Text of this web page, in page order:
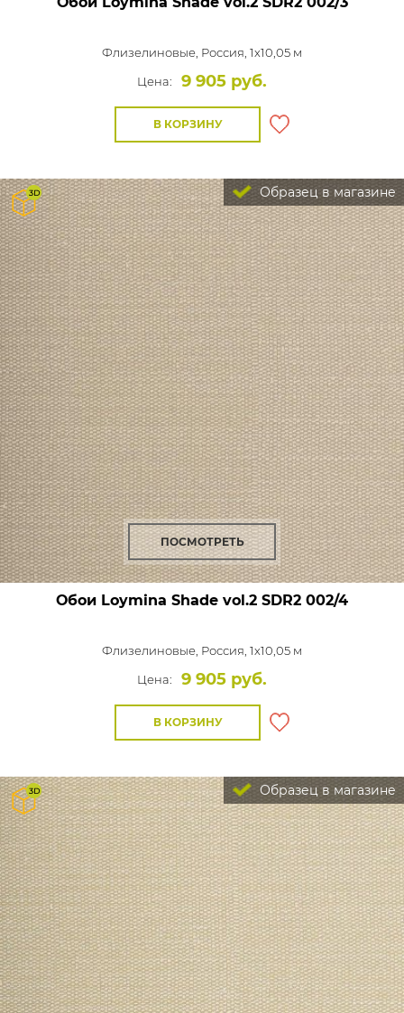
Флизелиновые, Россия, 1x10,05 м
Цена:
9 905 руб.
В КОРЗИНУ
Образец в магазине
ПОСМОТРЕТЬ
Обои Loymina Shade vol.2 SDR2 002/4
Флизелиновые, Россия, 1x10,05 м
Цена:
9 905 руб.
В КОРЗИНУ
Образец в магазине